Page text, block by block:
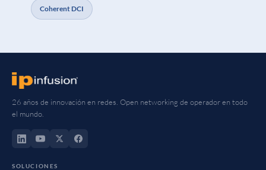
Coherent DCI
26 años de innovación en redes. Open networking de operador en todo
el mundo.
SOLUCIONES